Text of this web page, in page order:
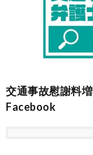
交通事故慰謝料
Facebook